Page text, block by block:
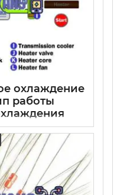
охлаждение
работы